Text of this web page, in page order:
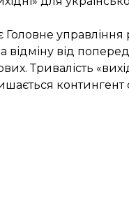
Головне
відміну від
Тривалість
контингент